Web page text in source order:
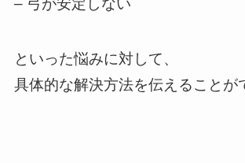
– 弓が安定しない
といった悩みに対して、
具体的な解決方法を伝えることが